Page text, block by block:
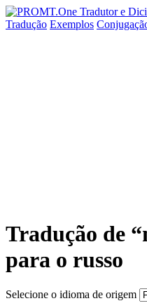
Tradução Exemplos
Tradução de
para o russo
Selecione o idioma de origem